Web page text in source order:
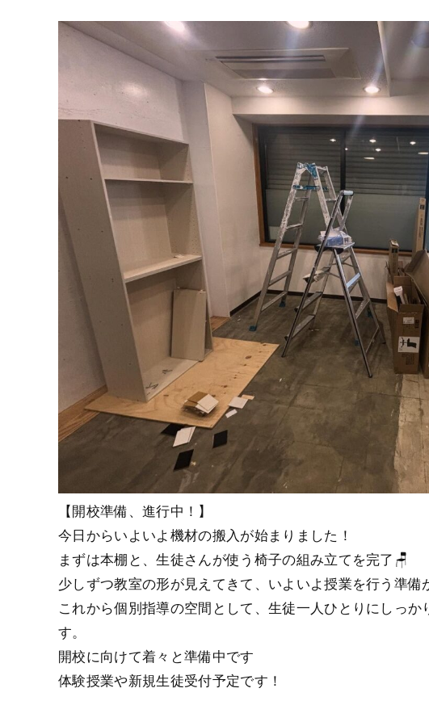
【開校準備、進行中！】
今日からいよいよ機材の搬入が始まりました！
まずは本棚と、生徒さんが使う椅子の組み立てを完了🪑
少しずつ教室の形が見えてきて、いよいよ授業を行う準備
これから個別指導の空間として、生徒一人ひとりにしっ
す。
開校に向けて着々と準備中です
体験授業や新規生徒受付予定です！